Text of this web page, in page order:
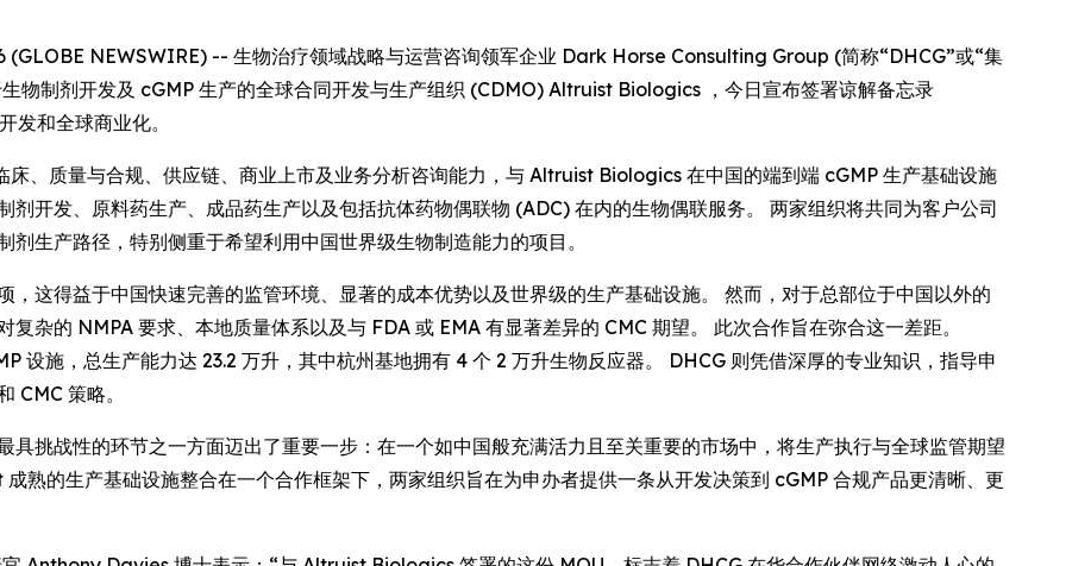
(GLOBE NEWSWIRE) -- 生物治疗领域战略与运营咨询领军企业 Dark Horse Consulting Group (简称“DHCG”或“集
物制剂开发及 cGMP 生产的全球合同开发与生产组织 (CDMO) Altruist Biologics ，今日宣布签署谅解备忘录
发和全球商业化。
床、质量与合规、供应链、商业上市及业务分析咨询能力，与 Altruist Biologics 在中国的端到端 cGMP 生产基础设施
剂开发、原料药生产、成品药生产以及包括抗体药物偶联物 (ADC) 在内的生物偶联服务。 两家组织将共同为客户公司
生产路径，特别侧重于希望利用中国世界级生物制造能力的项目。
，这得益于中国快速完善的监管环境、显著的成本优势以及世界级的生产基础设施。 然而，对于总部位于中国以外的
杂的 NMPA 要求、本地质量体系以及与 FDA 或 EMA 有显著差异的 CMC 期望。 此次合作旨在弥合这一差距。
设施，总生产能力达 23.2 万升，其中杭州基地拥有 4 个 2 万升生物反应器。 DHCG 则凭借深厚的专业知识，指导申
CMC 策略。
具挑战性的环节之一方面迈出了重要一步：在一个如中国般充满活力且至关重要的市场中，将生产执行与全球监管期望
熟的生产基础设施整合在一个合作框架下，两家组织旨在为申办者提供一条从开发决策到 cGMP 合规产品更清晰、更